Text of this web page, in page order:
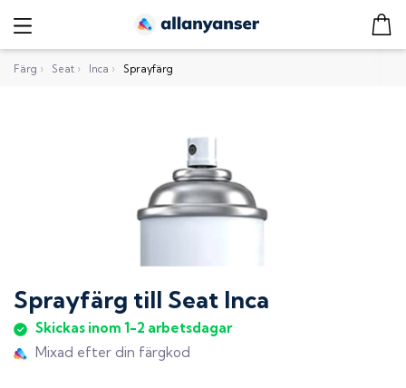
Färg › Seat › Inca › Sprayfärg
Sprayfärg till Seat Inca
Skickas inom 1-2 arbetsdagar
Mixad efter din färgkod